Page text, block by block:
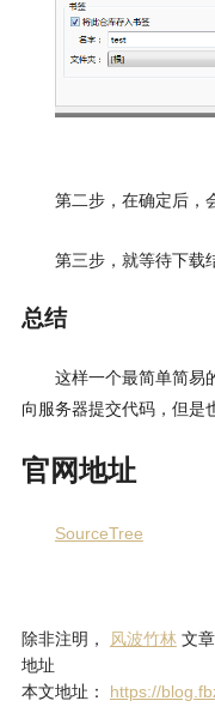
第二步，在确定后，
第三步，就等待下载
总结
这样一个最简单简易
向服务器提交代码，但是
官网地址
SourceTree
除非注明， 风波竹林文章
地址
本文地址： https://